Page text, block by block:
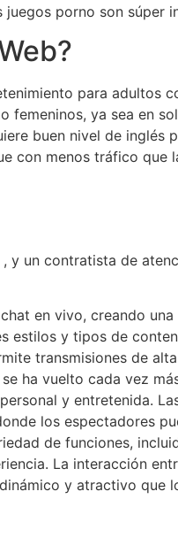
porno son súper
para adultos
femeninos, ya sea en
buen nivel de inglés
con menos tráfico que
y un contratista de
en vivo, creando
estilos y tipos de
transmisiones de
ha vuelto cada vez
y entretenida.
los espectadores
de funciones,
La interacción
y atractivo que